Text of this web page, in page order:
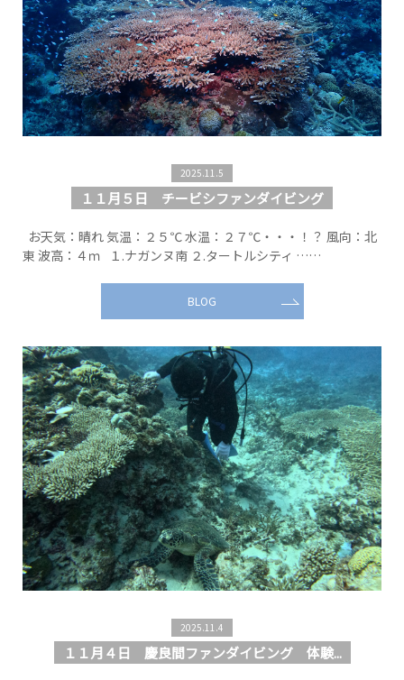
2025.11.5
１１月５日 チービシファンダイビング
お天気：晴れ 気温：２５℃ 水温：２７℃・・・！？ 風向：北
東 波高：４ｍ １.ナガンヌ南 ２.タートルシティ ……
BLOG
2025.11.4
１１月４日 慶良間ファンダイビング 体験...